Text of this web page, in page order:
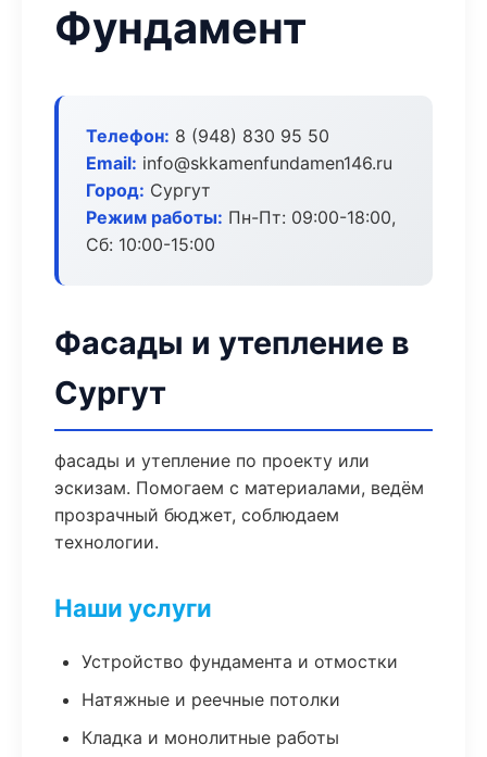
Фундамент
Телефон: 8 (948) 830 95 50
Email: info@skkamenfundamen146.ru
Город: Сургут
Режим работы: Пн-Пт: 09:00-18:00,
Сб: 10:00-15:00
Фасады и утепление в
Сургут
фасады и утепление по проекту или
эскизам. Помогаем с материалами, ведём
прозрачный бюджет, соблюдаем
технологии.
Наши услуги
Устройство фундамента и отмостки
Натяжные и реечные потолки
Кладка и монолитные работы